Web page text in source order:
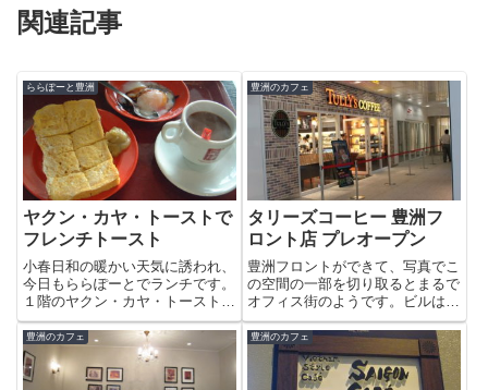
関連記事
ららぽーと豊洲
ヤクン・カヤ・トーストで
フレンチトースト
小春日和の暖かい天気に誘われ、
今日もららぽーとでランチです。
１階のヤクン・カヤ・トーストで
Bセットを頼みました。カヤフレ
ンチトーストと半熟卵そしてコー
ヒーです。普段コーヒーに砂糖を
入れないたちなので、最初は甘さ
豊洲のカフェ
タリーズコーヒー 豊洲フ
ロント店 プレオープン
豊洲フロントができて、写真でこ
の空間の一部を切り取るとまるで
オフィス街のようです。ビルは、
17日のオープンですがタリーズ
コーヒー 豊洲フロント店さんが
プレオープンしているということ
で行ってみることにしました。プ
豊洲のカフェ 豊洲のカフェ